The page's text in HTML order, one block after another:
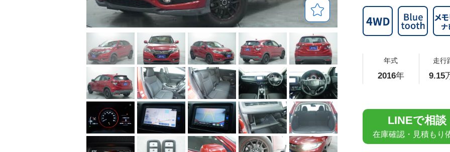
年式
2016年
走行
9.15
LINEで相談
在庫確認・見積もり